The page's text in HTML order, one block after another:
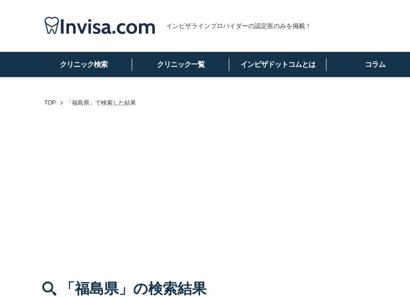
インビザラインプロバイダーの認定医のみを掲載！
クリニック検索 クリニック一覧 インビザドットコムとは コラム
TOP 「福島県」で検索した結果
「福島県」 の検索結果